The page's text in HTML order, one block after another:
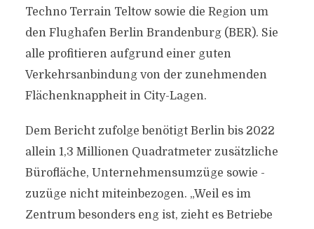
Techno Terrain Teltow sowie die Region um
den Flughafen Berlin Brandenburg (BER). Sie
alle profitieren aufgrund einer guten
Verkehrsanbindung von der zunehmenden
Flächenknappheit in City-Lagen.
Dem Bericht zufolge benötigt Berlin bis 2022
allein 1,3 Millionen Quadratmeter zusätzliche
Bürofläche, Unternehmensumzüge sowie -
zuzüge nicht miteinbezogen. „Weil es im
Zentrum besonders eng ist, zieht es Betriebe